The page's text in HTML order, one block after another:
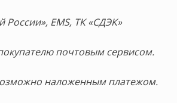
России», EMS, ТК «СДЭК»
почтовым сервисом.
наложенным платежом.